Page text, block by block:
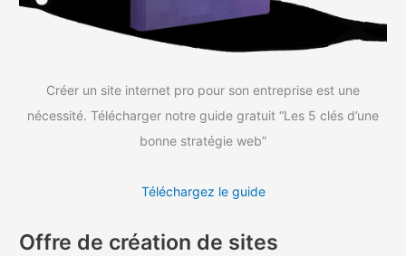
Créer un site internet pro pour son entreprise est une
nécessité. Télécharger notre guide gratuit “Les 5 clés d’une
bonne stratégie web”
Téléchargez le guide
Offre de création de sites